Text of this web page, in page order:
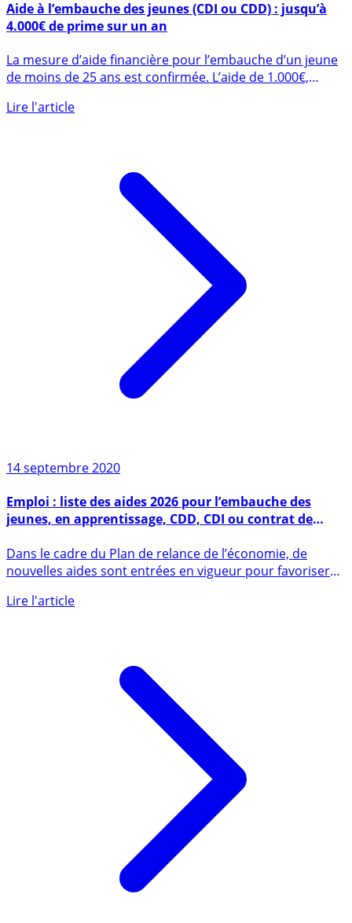
Aide à l’embauche des jeunes (CDI ou CDD) : jusqu’à
La mesure d’aide financière pour l’embauche d’un jeune
de moins de 25 ans est confirmée. L’aide de 1.000€,
versée (...)
Emploi : liste des aides 2026 pour l’embauche des
professionnalisation
Dans le cadre du Plan de relance de l’économie, de
nouvelles aides sont entrées en vigueur pour favoriser
l’embauche (...)